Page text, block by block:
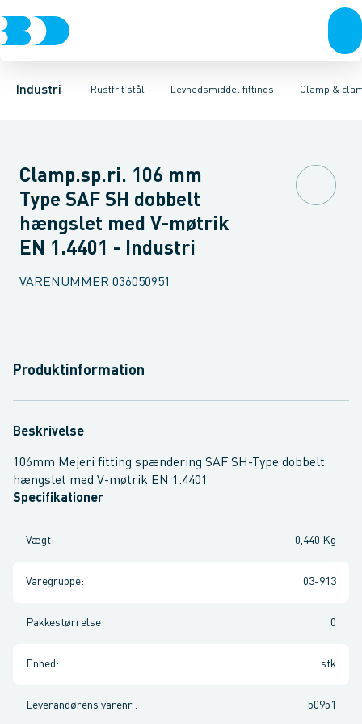
Industri Rustfrit stål
VentilerRustfrit stålSort stålGalvaniseret stål PlastIndustri
Levnedsmiddel fittings
Svejsefittings ASTM svejsefittingsLevnedsmiddel fittings
Clamp &
Bøjninger T-stykker Excentriske reduktionerKoncentriske
Clamp.sp.ri. 106 mm
Type SAF SH dobbelt
hængslet med V-møtrik
EN 1.4401 - Industri
VARENUMMER 036050951
Produktinformation
Beskrivelse
106mm Mejeri fitting spændering SAF SH-Type dobbelt
hængslet med V-møtrik EN 1.4401
Specifikationer
Vægt: 0,440 Kg
Varegruppe: 03-913
Pakkestørrelse: 0
Enhed : stk
Leverandørens varenr. : 50951